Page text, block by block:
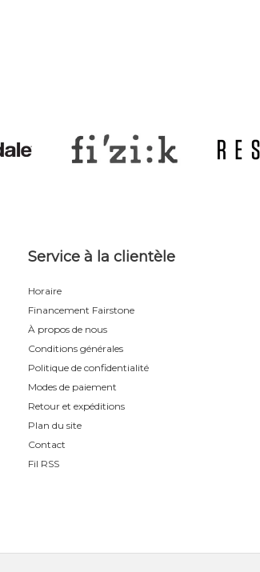
Service à la clientèle
Horaire
Financement Fairstone
À propos de nous
Conditions générales
Politique de confidentialité
Modes de paiement
Retour et expéditions
Plan du site
Contact
Fil RSS